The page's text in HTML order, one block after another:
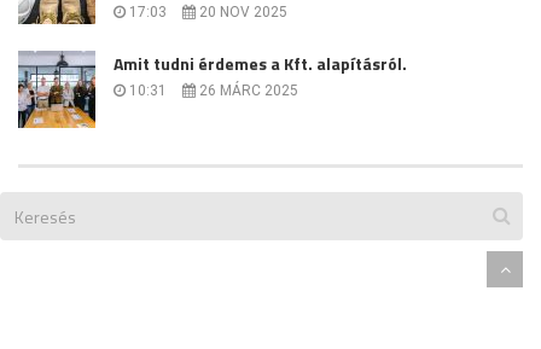
17:03 20 NOV 2025
Amit tudni érdemes a Kft. alapításról.
10:31 26 MÁRC 2025